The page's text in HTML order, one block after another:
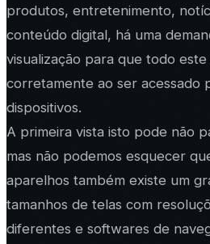
produtos, entretenimento,
conteúdo digital, há uma
visualização para que todo
corretamente ao ser acessado
dispositivos.
A primeira vista isto pode não
mas não podemos esquecer
aparelhos também existe um
tamanhos de telas com
diferentes e softwares de